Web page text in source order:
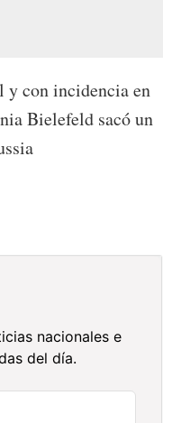
y con incidencia en
Bielefeld sacó un
nacionales e
del día.